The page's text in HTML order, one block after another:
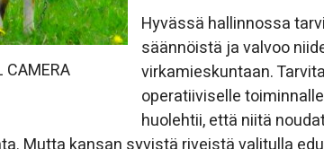
CAMERA
Hyvässä hallinnossa
säännöistä ja valvoo
virkamieskuntaan.
operatiiviselle
huolehtii, että niitä